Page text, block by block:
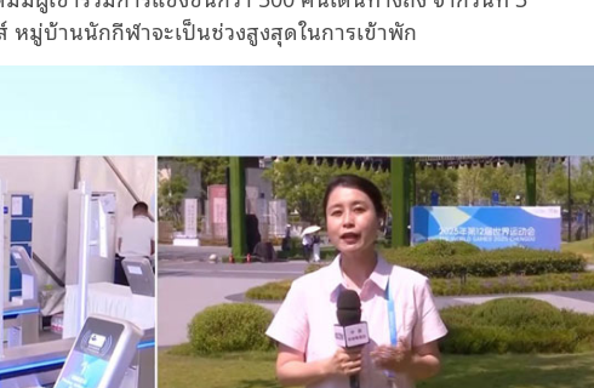
หมู่บ้านนักกีฬาจะเป็นช่วงสูงสุดในการเข้าพัก